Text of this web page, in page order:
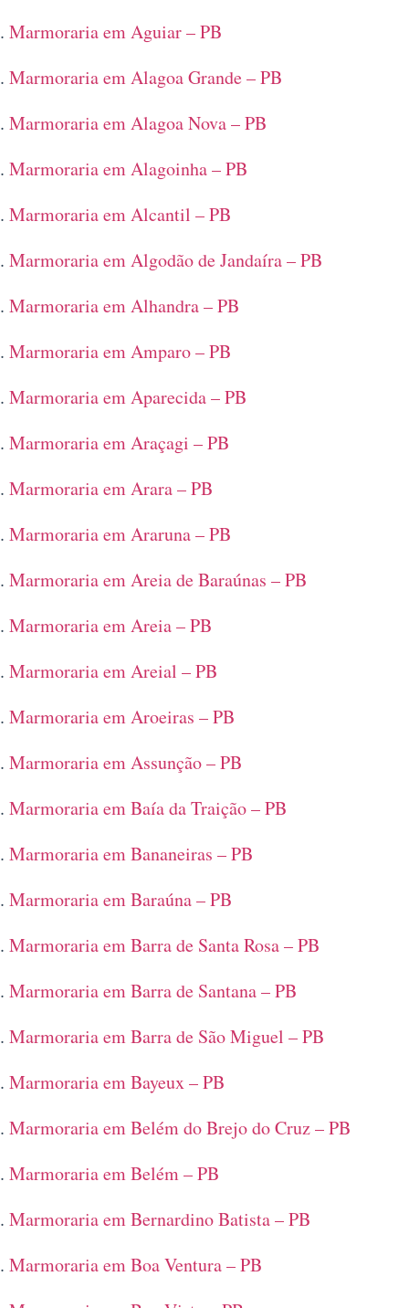
Marmoraria em Aguiar – PB
Marmoraria em Alagoa Grande – PB
Marmoraria em Alagoa Nova – PB
Marmoraria em Alagoinha – PB
Marmoraria em Alcantil – PB
Marmoraria em Algodão de Jandaíra – PB
Marmoraria em Alhandra – PB
Marmoraria em Amparo – PB
Marmoraria em Aparecida – PB
Marmoraria em Araçagi – PB
Marmoraria em Arara – PB
Marmoraria em Araruna – PB
Marmoraria em Areia de Baraúnas – PB
Marmoraria em Areia – PB
Marmoraria em Areial – PB
Marmoraria em Aroeiras – PB
Marmoraria em Assunção – PB
Marmoraria em Baía da Traição – PB
Marmoraria em Bananeiras – PB
Marmoraria em Baraúna – PB
Marmoraria em Barra de Santa Rosa – PB
Marmoraria em Barra de Santana – PB
Marmoraria em Barra de São Miguel – PB
Marmoraria em Bayeux – PB
Marmoraria em Belém do Brejo do Cruz – PB
Marmoraria em Belém – PB
Marmoraria em Bernardino Batista – PB
Marmoraria em Boa Ventura – PB